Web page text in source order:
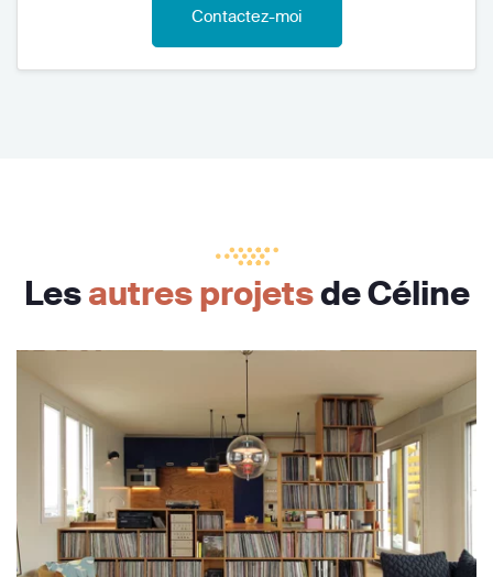
Contactez-moi
Lesautres projetsde Céline